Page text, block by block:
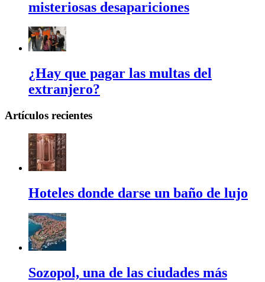
misteriosas desapariciones
¿Hay que pagar las multas del
extranjero?
Artículos recientes
Hoteles donde darse un baño de lujo
Sozopol, una de las ciudades más